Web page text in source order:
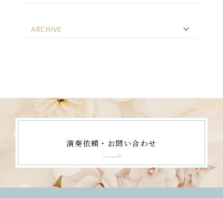
ARCHIVE
演奏依頼・お問い合わせ